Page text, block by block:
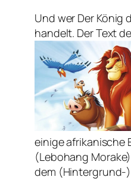
Und wer Der König
handelt. Der Text
einige afrikanische
(Lebohang
dem (Hintergrund-